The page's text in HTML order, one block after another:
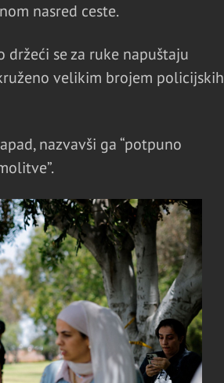
nasred ceste.
držeći se za ruke napuštaju
velikim brojem policijskih
nazvavši ga “potpuno